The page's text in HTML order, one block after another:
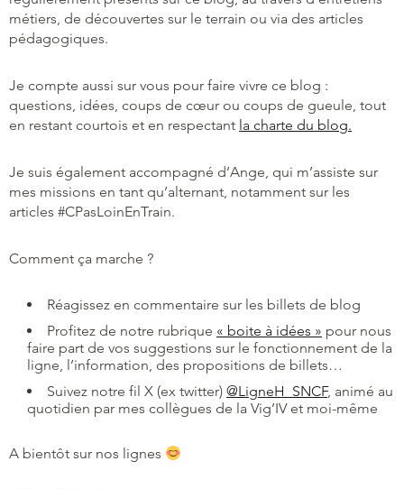
métiers, de découvertes sur le terrain ou via des articles
pédagogiques.
Je compte aussi sur vous pour faire vivre ce blog :
questions, idées, coups de cœur ou coups de gueule, tout
en restant courtois et en respectant la charte du blog.
Je suis également accompagné d’Ange, qui m’assiste sur
mes missions en tant qu’alternant, notamment sur les
articles #CPasLoinEnTrain.
Comment ça marche ?
Réagissez en commentaire sur les billets de blog
Profitez de notre rubrique « boite à idées » pour nous
faire part de vos suggestions sur le fonctionnement de la
ligne, l’information, des propositions de billets…
Suivez notre fil X (ex twitter) @LigneH_SNCF, animé au
quotidien par mes collègues de la Vig’IV et moi-même
A bientôt sur nos lignes